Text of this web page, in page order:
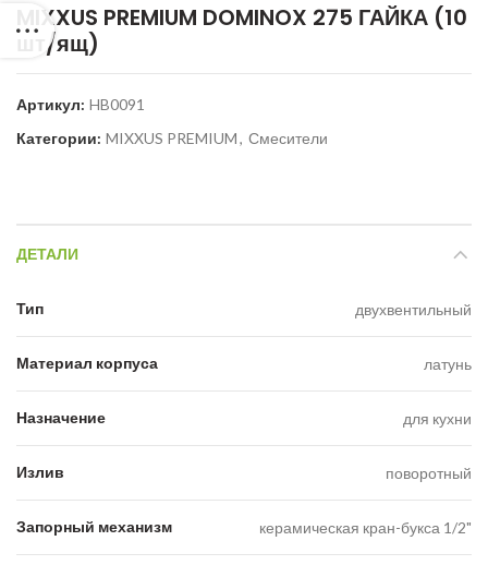
MIXXUS PREMIUM DOMINOX 275 ГАЙКА (10
шт/ящ)
Артикул: HB0091
Категории: MIXXUS PREMIUM, Смесители
ДЕТАЛИ
Тип двухвентильный
Материал корпуса латунь
Назначение для кухни
Излив поворотный
Запорный механизм керамическая кран-букса 1/2"